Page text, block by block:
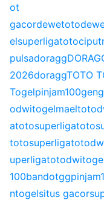
ot
gacordewetoto
elsuperligatoto
pulsadoragg
2026doraggTOTO
Togelpinjam100
odwitogelmaeltoto
atotosuperligatoto
totosuperligatoto
uperligatoto
100bandotgg
ntogelsitus gacor